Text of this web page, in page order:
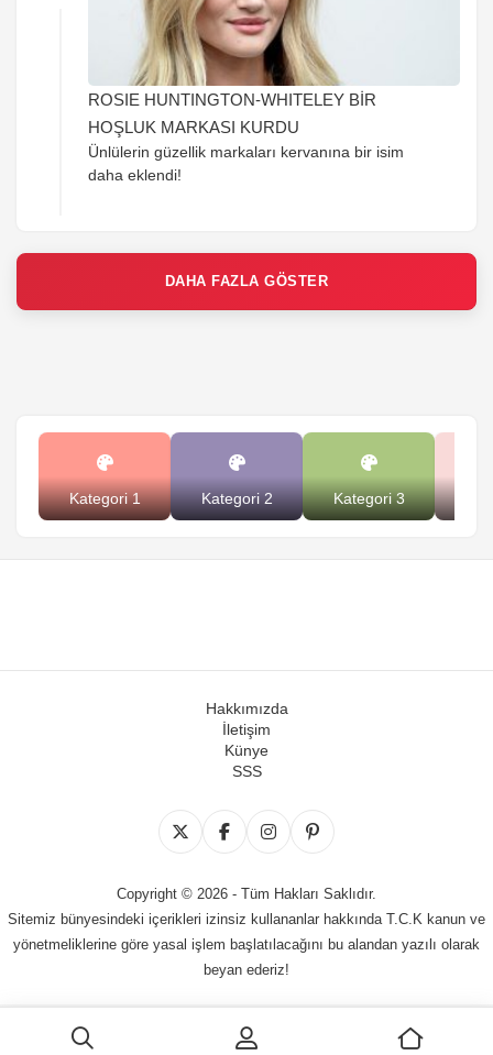
ROSIE HUNTINGTON-WHITELEY BİR
HOŞLUK MARKASI KURDU
Ünlülerin güzellik markaları kervanına bir isim
daha eklendi!
DAHA FAZLA GÖSTER
Kategori 1 Kategori 2 Kategori 3
Hakkımızda
İletişim
Künye
SSS
Copyright © 2026 - Tüm Hakları Saklıdır.
Sitemiz bünyesindeki içerikleri izinsiz kullananlar hakkında T.C.K kanun ve
yönetmeliklerine göre yasal işlem başlatılacağını bu alandan yazılı olarak
beyan ederiz!